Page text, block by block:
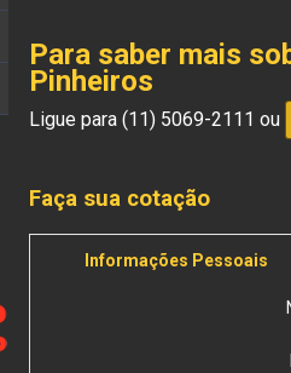
Para saber mais
Pinheiros
Ligue para(11) 5069-2111 ou
Faça sua cotação
Informações Pessoais